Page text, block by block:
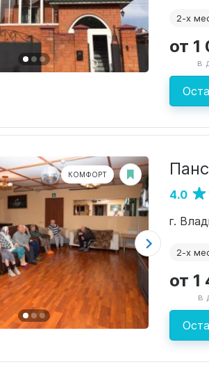
2-х
от
в
КОМФОРТ
4.0
г.
2-х
от
в